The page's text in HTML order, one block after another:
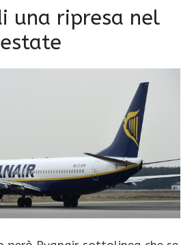
una ripresa nel